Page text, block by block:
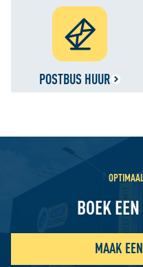
POSTBUS HUUR
BOEK
MAAK